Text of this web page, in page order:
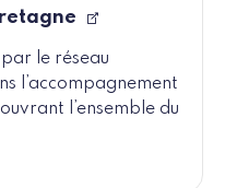
par le réseau
l’accompagnement
l’ensemble du